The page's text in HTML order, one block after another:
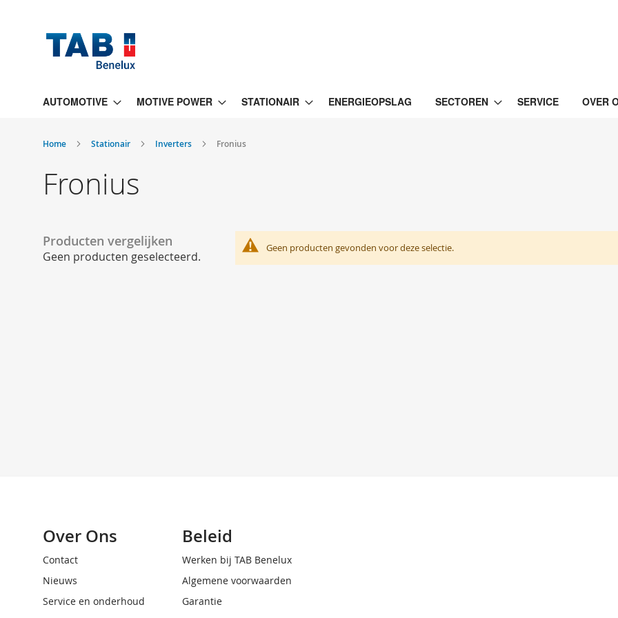
AUTOMOTIVE MOTIVE POWER STATIONAIR ENERGIEOPSLAG SECTOREN SERVICE OVER
Home Stationair Inverters Fronius
Fronius
Geen producten gevonden voor deze selectie.
Producten vergelijken
Geen producten geselecteerd.
Over Ons
Contact
Nieuws
Service en onderhoud
Beleid
Werken bij TAB Benelux
Algemene voorwaarden
Garantie